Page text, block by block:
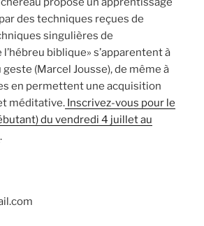
l
Fr
ie
n
dl
y
des techniques reçues de
singulières de
biblique» s’apparentent à
(Marcel Jousse), de même à
en permettent une acquisition
méditative. Inscrivez-vous pour le
du vendredi 4 juillet au
.